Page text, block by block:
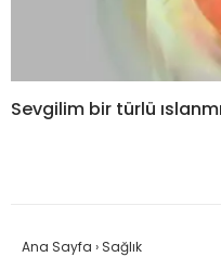
Sevgilim bir türlü
Ana Sayfa › Sağlık